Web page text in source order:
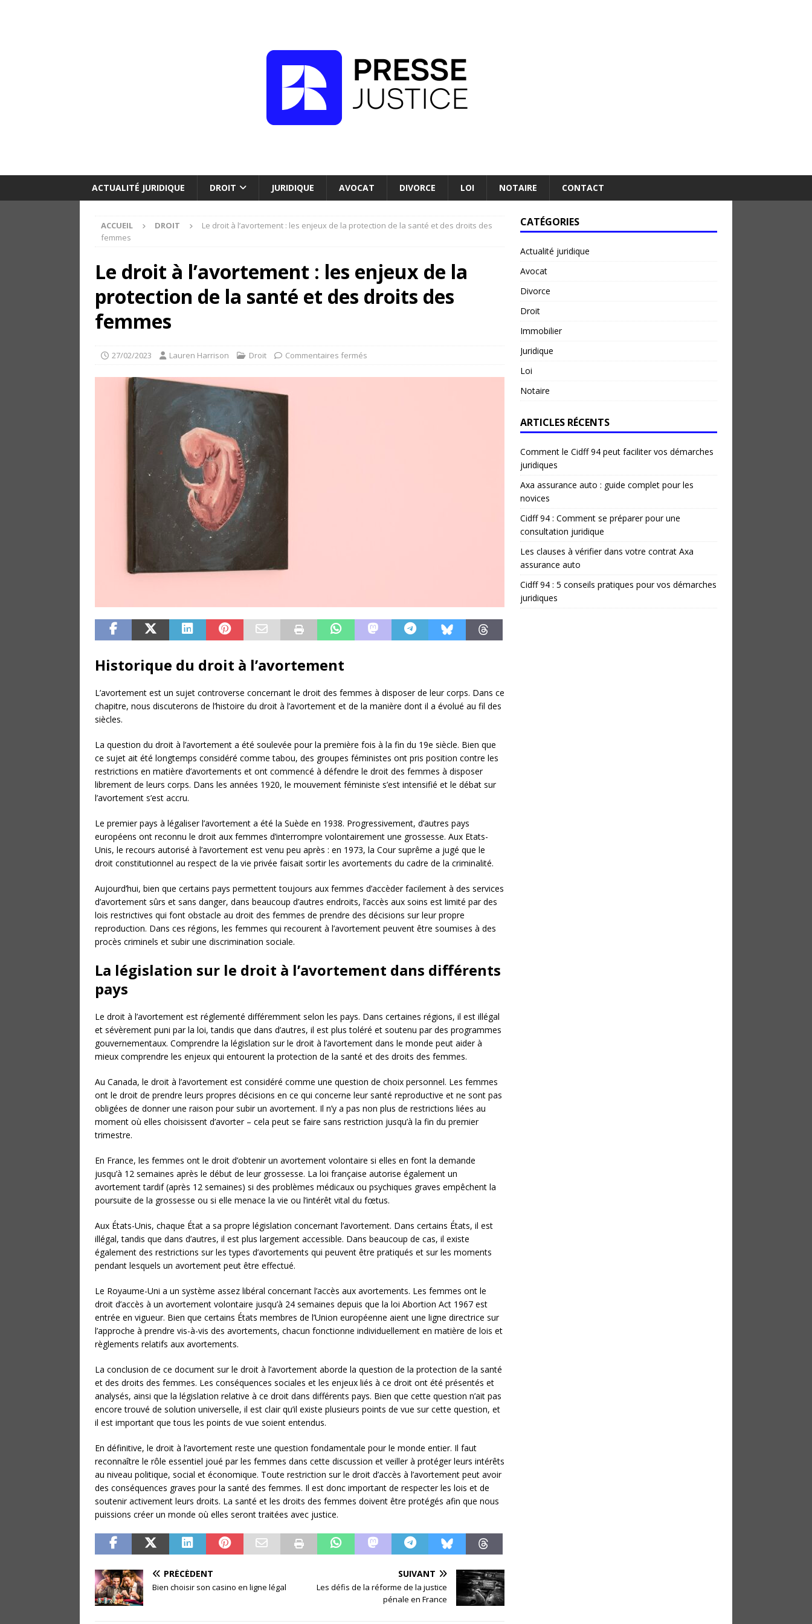
ACTUALITÉ JURIDIQUE DROIT JURIDIQUE AVOCAT DIVORCE LOI NOTAIRE CONTACT
ACCUEIL DROIT
Le droit à l’avortement : les enjeux de la protection de la santé et des droits des
femmes
Le droit à l’avortement : les enjeux de la
protection de la santé et des droits des
femmes
27/02/2023 Lauren Harrison Droit Commentaires fermés
Historique du droit à l’avortement
L’avortement est un sujet controverse concernant le droit des femmes à disposer de leur corps. Dans ce
chapitre, nous discuterons de l’histoire du droit à l’avortement et de la manière dont il a évolué au fil des
siècles.
La question du droit à l’avortement a été soulevée pour la première fois à la fin du 19e siècle. Bien que
ce sujet ait été longtemps considéré comme tabou, des groupes féministes ont pris position contre les
restrictions en matière d’avortements et ont commencé à défendre le droit des femmes à disposer
librement de leurs corps. Dans les années 1920, le mouvement féministe s’est intensifié et le débat sur
l’avortement s’est accru.
Le premier pays à légaliser l’avortement a été la Suède en 1938. Progressivement, d’autres pays
européens ont reconnu le droit aux femmes d’interrompre volontairement une grossesse. Aux Etats-
Unis, le recours autorisé à l’avortement est venu peu après : en 1973, la Cour suprême a jugé que le
droit constitutionnel au respect de la vie privée faisait sortir les avortements du cadre de la criminalité.
Aujourd’hui, bien que certains pays permettent toujours aux femmes d’accèder facilement à des services
d’avortement sûrs et sans danger, dans beaucoup d’autres endroits, l’accès aux soins est limité par des
lois restrictives qui font obstacle au droit des femmes de prendre des décisions sur leur propre
reproduction. Dans ces régions, les femmes qui recourent à l’avortement peuvent être soumises à des
procès criminels et subir une discrimination sociale.
La législation sur le droit à l’avortement dans différents
pays
Le droit à l’avortement est réglementé différemment selon les pays. Dans certaines régions, il est illégal
et sévèrement puni par la loi, tandis que dans d’autres, il est plus toléré et soutenu par des programmes
gouvernementaux. Comprendre la législation sur le droit à l’avortement dans le monde peut aider à
mieux comprendre les enjeux qui entourent la protection de la santé et des droits des femmes.
Au Canada, le droit à l’avortement est considéré comme une question de choix personnel. Les femmes
ont le droit de prendre leurs propres décisions en ce qui concerne leur santé reproductive et ne sont pas
obligées de donner une raison pour subir un avortement. Il n’y a pas non plus de restrictions liées au
moment où elles choisissent d’avorter – cela peut se faire sans restriction jusqu’à la fin du premier
trimestre.
En France, les femmes ont le droit d’obtenir un avortement volontaire si elles en font la demande
jusqu’à 12 semaines après le début de leur grossesse. La loi française autorise également un
avortement tardif (après 12 semaines) si des problèmes médicaux ou psychiques graves empêchent la
poursuite de la grossesse ou si elle menace la vie ou l’intérêt vital du fœtus.
Aux États-Unis, chaque État a sa propre législation concernant l’avortement. Dans certains États, il est
illégal, tandis que dans d’autres, il est plus largement accessible. Dans beaucoup de cas, il existe
également des restrictions sur les types d’avortements qui peuvent être pratiqués et sur les moments
pendant lesquels un avortement peut être effectué.
Le Royaume-Uni a un système assez libéral concernant l’accès aux avortements. Les femmes ont le
droit d’accès à un avortement volontaire jusqu’à 24 semaines depuis que la loi Abortion Act 1967 est
entrée en vigueur. Bien que certains États membres de l’Union européenne aient une ligne directrice sur
l’approche à prendre vis-à-vis des avortements, chacun fonctionne individuellement en matière de lois et
règlements relatifs aux avortements.
La conclusion de ce document sur le droit à l’avortement aborde la question de la protection de la santé
et des droits des femmes. Les conséquences sociales et les enjeux liés à ce droit ont été présentés et
analysés, ainsi que la législation relative à ce droit dans différents pays. Bien que cette question n’ait pas
encore trouvé de solution universelle, il est clair qu’il existe plusieurs points de vue sur cette question, et
il est important que tous les points de vue soient entendus.
En définitive, le droit à l’avortement reste une question fondamentale pour le monde entier. Il faut
reconnaître le rôle essentiel joué par les femmes dans cette discussion et veiller à protéger leurs intérêts
au niveau politique, social et économique. Toute restriction sur le droit d’accès à l’avortement peut avoir
des conséquences graves pour la santé des femmes. Il est donc important de respecter les lois et de
soutenir activement leurs droits. La santé et les droits des femmes doivent être protégés afin que nous
puissions créer un monde où elles seront traitées avec justice.
PRÉCÉDENT
Bien choisir son casino en ligne légal
SUIVANT
Les défis de la réforme de la justice
pénale en France
CATÉGORIES
Actualité juridique
Avocat
Divorce
Droit
Immobilier
Juridique
Loi
Notaire
ARTICLES RÉCENTS
Comment le Cidff 94 peut faciliter vos démarches
juridiques
Axa assurance auto : guide complet pour les
novices
Cidff 94 : Comment se préparer pour une
consultation juridique
Les clauses à vérifier dans votre contrat Axa
assurance auto
Cidff 94 : 5 conseils pratiques pour vos démarches
juridiques